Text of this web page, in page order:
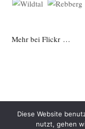
Mehr bei Flickr …
Diese Website
nutzt, gehen